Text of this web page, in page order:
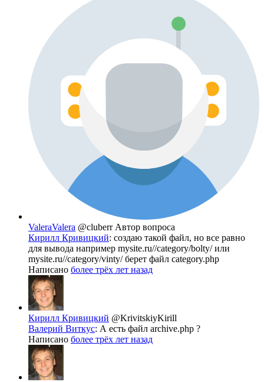
ValeraValera @cluberr Автор вопроса
Кирилл Кривицкий: создаю такой файл, но все равно
для вывода например mysite.ru//category/bolty/ или
mysite.ru//category/vinty/ берет файл category.php
Написано более трёх лет назад
Кирилл Кривицкий @KrivitskiyKirill
Валерий Виткус: А есть файл archive.php ?
Написано более трёх лет назад